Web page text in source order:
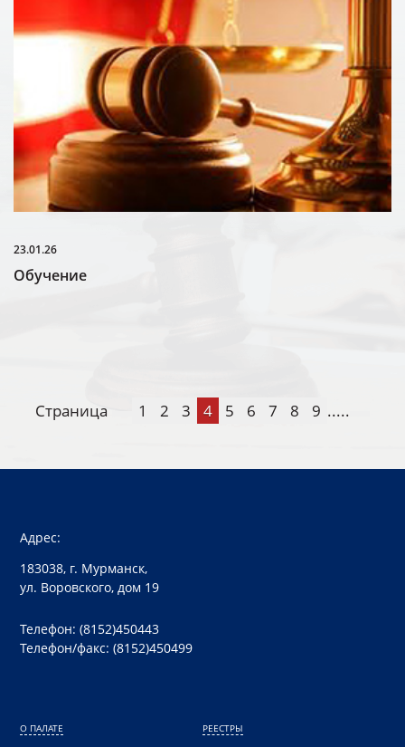
23.01.26
Обучение
Страница 1 2 3 4 5 6 7 8 9 .....
Адрес:
183038, г. Мурманск,
ул. Воровского, дом 19
Телефон: (8152)450443
Телефон/факс: (8152)450499
О ПАЛАТЕ РЕЕСТРЫ